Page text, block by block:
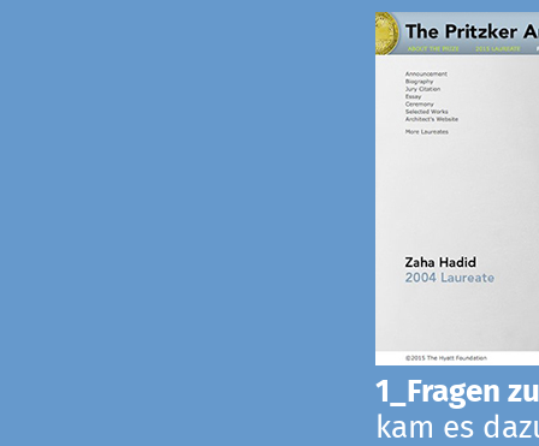
1_Fragen
kam es